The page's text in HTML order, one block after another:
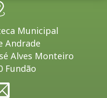
Municipal
Andrade
Alves Monteiro
Fundão